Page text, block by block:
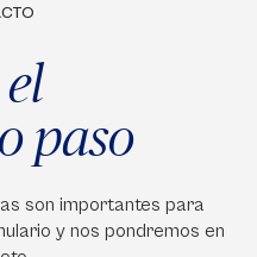
paso
son importantes para
y nos pondremos en